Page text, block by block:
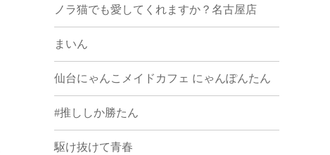
ノラ猫でも愛してくれますか？名古屋店
まいん
仙台にゃんこメイドカフェ にゃんぽんたん
#推ししか勝たん
駆け抜けて青春